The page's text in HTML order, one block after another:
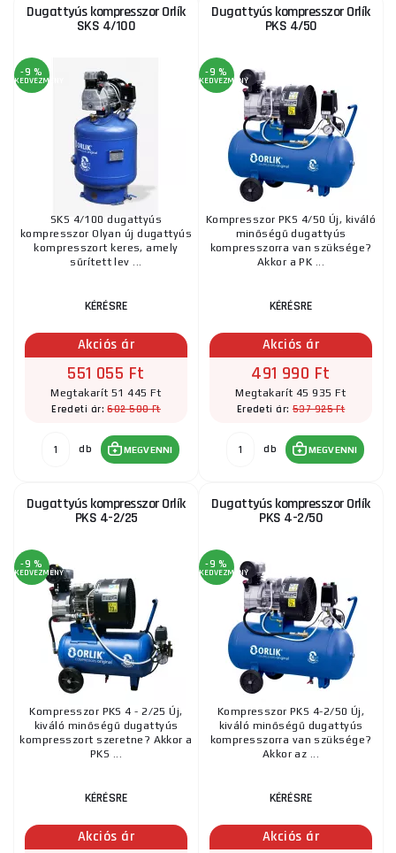
Dugattyús kompresszor Orlík
SKS 4/100
-9 %
KEDVEZMÉNY
SKS 4/100 dugattyús
kompresszor Olyan új dugattyús
kompresszort keres, amely
sűrített lev ...
KÉRÉSRE
Akciós ár
551 055 Ft
Megtakarít 51 445 Ft
Eredeti ár:602 500 Ft
db MEGVENNI
Dugattyús kompresszor Orlík
PKS 4/50
-9 %
KEDVEZMÉNY
Kompresszor PKS 4/50 Új, kiváló
minőségű dugattyús
kompresszorra van szüksége?
Akkor a PK ...
KÉRÉSRE
Akciós ár
491 990 Ft
Megtakarít 45 935 Ft
Eredeti ár: 537 925 Ft
db MEGVENNI
Dugattyús kompresszor Orlík
PKS 4-2/25
-9 %
KEDVEZMÉNY
Kompresszor PKS 4 - 2/25 Új,
kiváló minőségű dugattyús
kompresszort szeretne? Akkor a
PKS ...
KÉRÉSRE
Akciós ár
Dugattyús kompresszor Orlík
PKS 4-2/50
-9 %
KEDVEZMÉNY
Kompresszor PKS 4-2/50 Új,
kiváló minőségű dugattyús
kompresszorra van szüksége?
Akkor az ...
KÉRÉSRE
Akciós ár